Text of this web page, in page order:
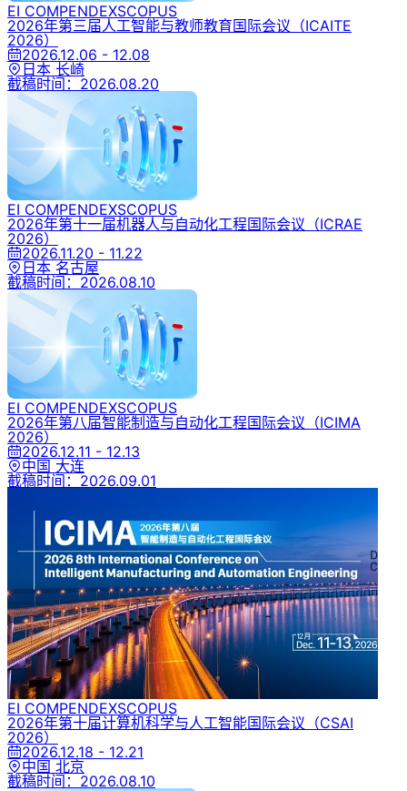
EI COMPENDEXSCOPUS
2026年第三届人工智能与教师教育国际会议 （ICAITE
2026）
2026.12.06 - 12.08
日本 长崎
截稿时间： 2026.08.20
EI COMPENDEXSCOPUS
2026年第十一届机器人与自动化工程国际会议 （ICRAE
2026）
2026.11.20 - 11.22
日本 名古屋
截稿时间： 2026.08.10
EI COMPENDEXSCOPUS
2026年第八届智能制造与自动化工程国际会议 （ICIMA
2026）
2026.12.11 - 12.13
中国 大连
截稿时间： 2026.09.01
EI COMPENDEXSCOPUS
2026年第十届计算机科学与人工智能国际会议 （CSAI
2026）
2026.12.18 - 12.21
中国 北京
截稿时间： 2026.08.10